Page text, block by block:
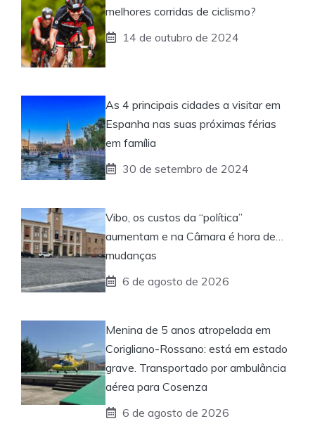
melhores corridas de ciclismo?
14 de outubro de 2024
As 4 principais cidades a visitar em
Espanha nas suas próximas férias
em família
30 de setembro de 2024
Vibo, os custos da “política”
aumentam e na Câmara é hora de…
mudanças
6 de agosto de 2026
Menina de 5 anos atropelada em
Corigliano-Rossano: está em estado
grave. Transportado por ambulância
aérea para Cosenza
6 de agosto de 2026